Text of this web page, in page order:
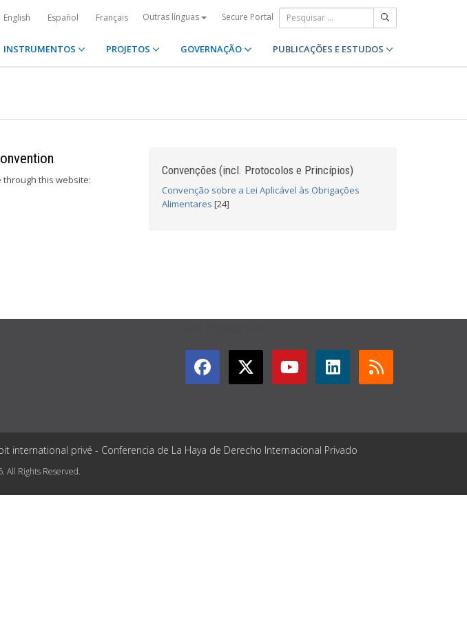
English Español Français Outras línguas Secure Portal
INSTRUMENTOS PROJETOS GOVERNAÇÃO PUBLICAÇÕES E ESTUDOS
through this website:
Convenções (incl. Protocolos e Princípios)
Convenção sobre a Lei Aplicável às Obrigações
Alimentares [24]
international privé - Conferencia de La Haya de Derecho Internacional Privado
All Rights Reserved.